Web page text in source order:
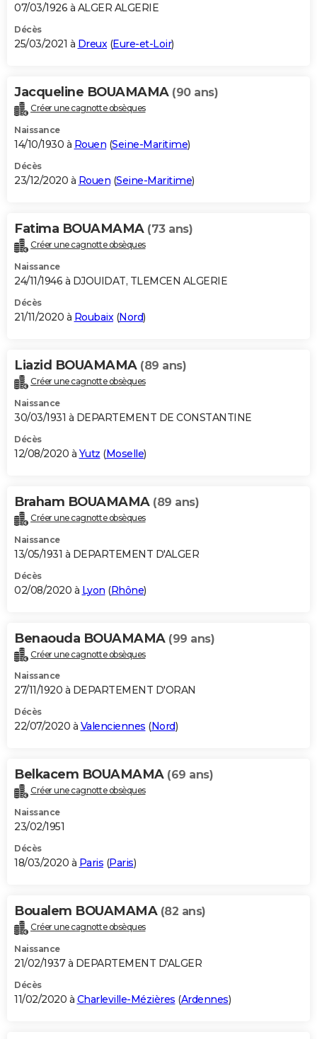
07/03/1926 à ALGER ALGERIE
Décès
25/03/2021 à Dreux(Eure-et-Loir)
Jacqueline BOUAMAMA (90 ans)
Créer une cagnotte obsèques
Naissance
14/10/1930 à Rouen (Seine-Maritime)
Décès
23/12/2020 à Rouen (Seine-Maritime)
Fatima BOUAMAMA (73 ans)
Créer une cagnotte obsèques
Naissance
24/11/1946 à DJOUIDAT, TLEMCEN ALGERIE
Décès
21/11/2020 à Roubaix(Nord)
Liazid BOUAMAMA (89 ans)
Créer une cagnotte obsèques
Naissance
30/03/1931 à DEPARTEMENT DE CONSTANTINE
Décès
12/08/2020 à Yutz (Moselle)
Braham BOUAMAMA (89 ans)
Créer une cagnotte obsèques
Naissance
13/05/1931 à DEPARTEMENT D'ALGER
Décès
02/08/2020 à Lyon (Rhône)
Benaouda BOUAMAMA (99 ans)
Créer une cagnotte obsèques
Naissance
27/11/1920 à DEPARTEMENT D'ORAN
Décès
22/07/2020 à Valenciennes (Nord)
Belkacem BOUAMAMA (69 ans)
Créer une cagnotte obsèques
Naissance
23/02/1951
Décès
18/03/2020 à Paris (Paris)
Boualem BOUAMAMA (82 ans)
Créer une cagnotte obsèques
Naissance
21/02/1937 à DEPARTEMENT D'ALGER
Décès
11/02/2020 à Charleville-Mézières (Ardennes)